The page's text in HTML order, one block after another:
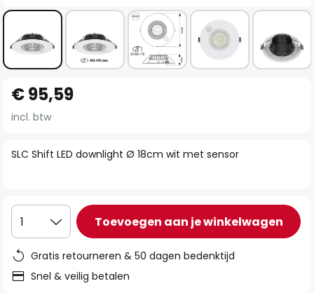
naar
het
van
gallerij
SLC Shift LED downlight Ø 18cm wit met sensor
€ 95,59
incl. btw
1 Toevoegen aan je winkelwagen
Gratis retourneren & 50 dagen bedenktijd
Snel & veilig betalen